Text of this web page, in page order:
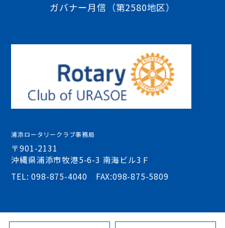
浦添ロータリークラブ事務局
〒901-2131
沖縄県浦添市牧港5-6-3 南海ビル3Ｆ
TEL: 098-875-4040 FAX:098-875-5809
ガバナー月信（第2580地区）